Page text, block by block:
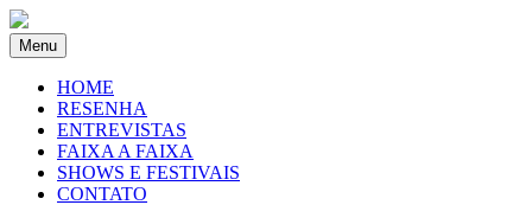
Menu
HOME
RESENHA
ENTREVISTAS
FAIXA A FAIXA
SHOWS E FESTIVAIS
CONTATO